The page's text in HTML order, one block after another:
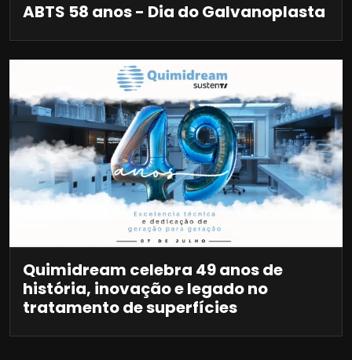
ABTS 58 anos - Dia do Galvanoplasta
Quimidream celebra 49 anos de
história, inovação e legado no
tratamento de superfícies